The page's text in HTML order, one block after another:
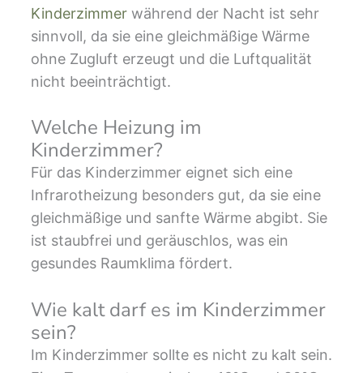
Kinderzimmerwährend der Nacht ist sehr
sinnvoll, da sie eine gleichmäßige Wärme
ohne Zugluft erzeugt und die Luftqualität
nicht beeinträchtigt.
Welche Heizung im
Kinderzimmer?
Für das Kinderzimmer eignet sich eine
Infrarotheizung besonders gut, da sie eine
gleichmäßige und sanfte Wärme abgibt. Sie
ist staubfrei und geräuschlos, was ein
gesundes Raumklima fördert.
Wie kalt darf es im Kinderzimmer
sein?
Im Kinderzimmer sollte es nicht zu kalt sein.